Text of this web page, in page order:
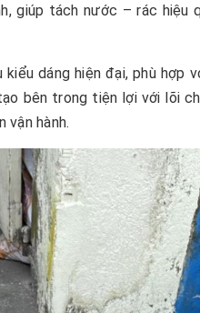
giúp tách nước – rác hiệu
dáng hiện đại, phù hợp
bên trong tiện lợi với lõi
vận hành.